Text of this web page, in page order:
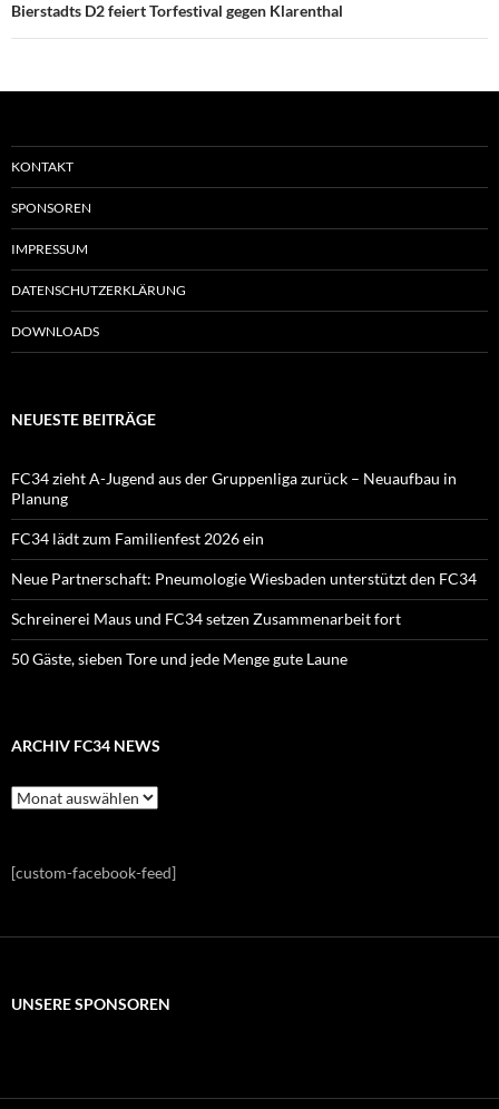
Bierstadts D2 feiert Torfestival gegen Klarenthal
KONTAKT
SPONSOREN
IMPRESSUM
DATENSCHUTZERKLÄRUNG
DOWNLOADS
NEUESTE BEITRÄGE
FC34 zieht A-Jugend aus der Gruppenliga zurück – Neuaufbau in
Planung
FC34 lädt zum Familienfest 2026 ein
Neue Partnerschaft: Pneumologie Wiesbaden unterstützt den FC34
Schreinerei Maus und FC34 setzen Zusammenarbeit fort
50 Gäste, sieben Tore und jede Menge gute Laune
ARCHIV FC34 NEWS
Archiv
FC34
[custom-facebook-feed]
UNSERE SPONSOREN